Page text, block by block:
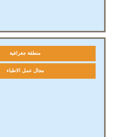
منطقة جغرافية
مجال عمل الاطباء